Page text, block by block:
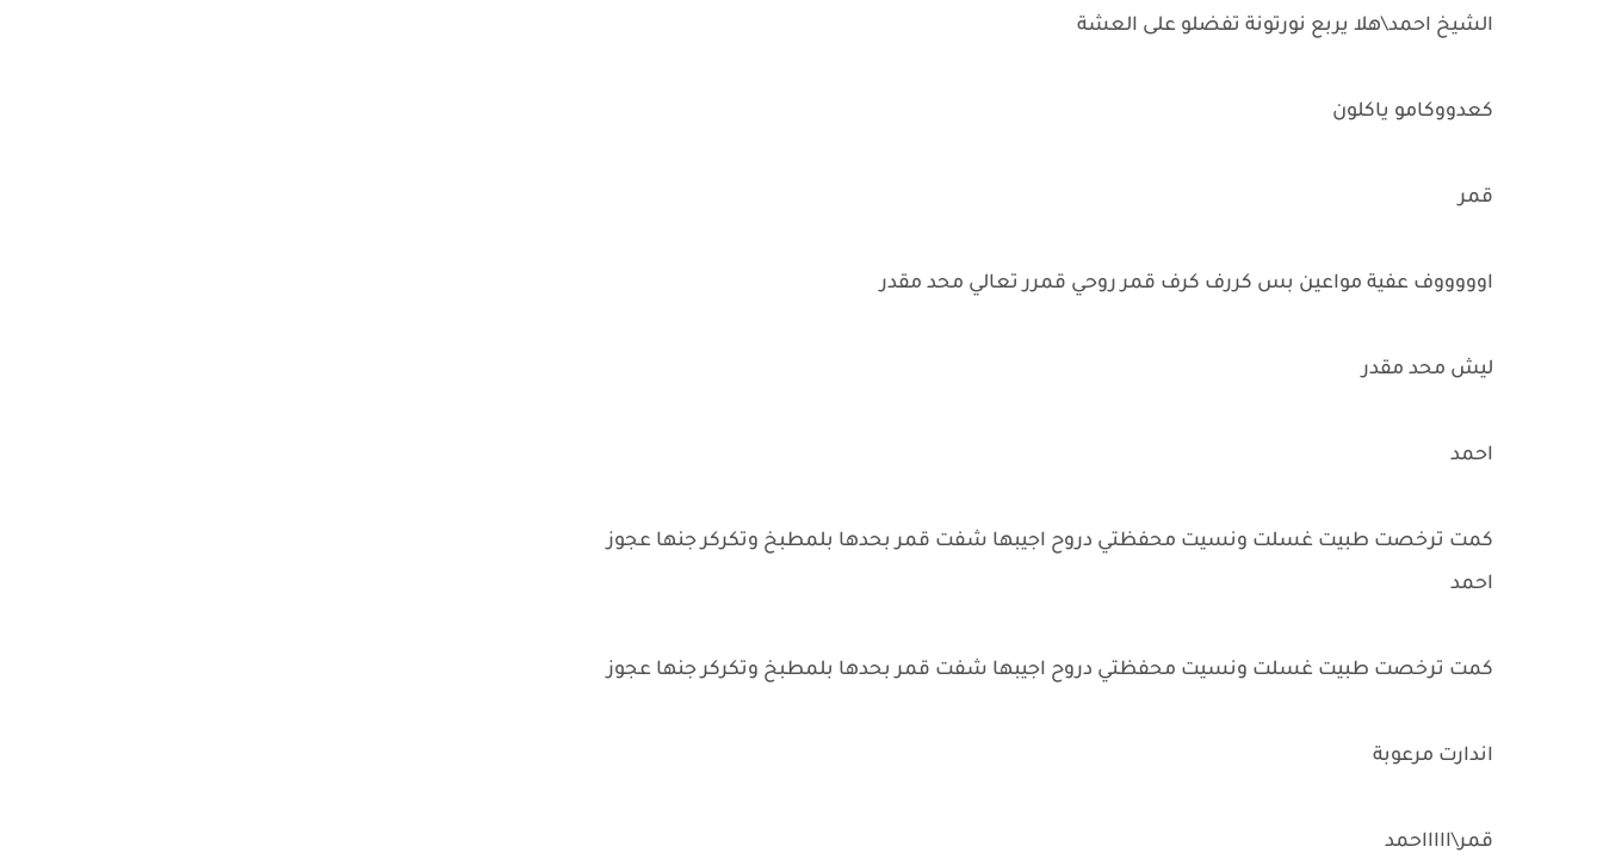
الشيخ احمد\هلا يربع نورتونة تفضلو على العشة
كعدووكامو ياكلون
قمر
اوووووف عفية مواعين بس كررف كرف قمر روحي قمرر تعالي محد مقدر
ليش محد مقدر
احمد
كمت ترخصت طبيت غسلت ونسيت محفظتي دروح اجيبها شفت قمر بحدها بلمطبخ وتكركر جنها عجوز
احمد
كمت ترخصت طبيت غسلت ونسيت محفظتي دروح اجيبها شفت قمر بحدها بلمطبخ وتكركر جنها عجوز
اندارت مرعوبة
قمر\اااااحمد